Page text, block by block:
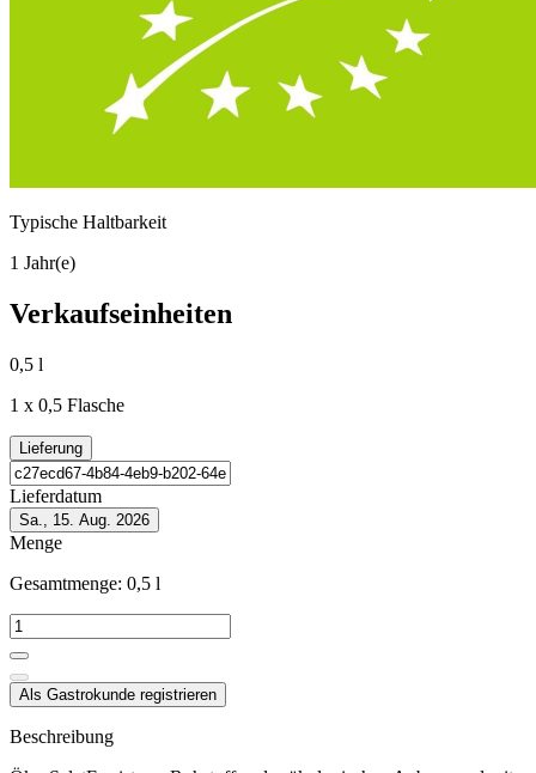
Typische Haltbarkeit
1 Jahr(e)
Verkaufseinheiten
0,5 l
1 x 0,5 Flasche
Lieferung
Lieferdatum
Sa., 15. Aug. 2026
Menge
Gesamtmenge: 0,5 l
Als Gastrokunde registrieren
Beschreibung